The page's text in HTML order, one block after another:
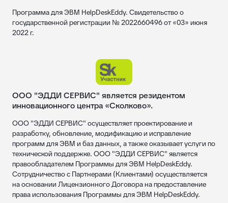
Программа для ЭВМ HelpDeskEddy. Свидетельство о
государственной регистрации № 2022660496 от «03» июня
2022 г.
ООО "ЭДДИ СЕРВИС" является резидентом
инновационного центра «Сколково».
ООО "ЭДДИ СЕРВИС" осуществляет проектирование и
разработку, обновление, модификацию и исправление
программ для ЭВМ и баз данных, а также оказывает услуги по
технической поддержке. ООО "ЭДДИ СЕРВИС" является
правообладателем Программы для ЭВМ HelpDeskEddy.
Сотрудничество с Партнерами (Клиентами) осуществляется
на основании Лицензионного Договора на предоставление
права использования Программы для ЭВМ HelpDeskEddy.